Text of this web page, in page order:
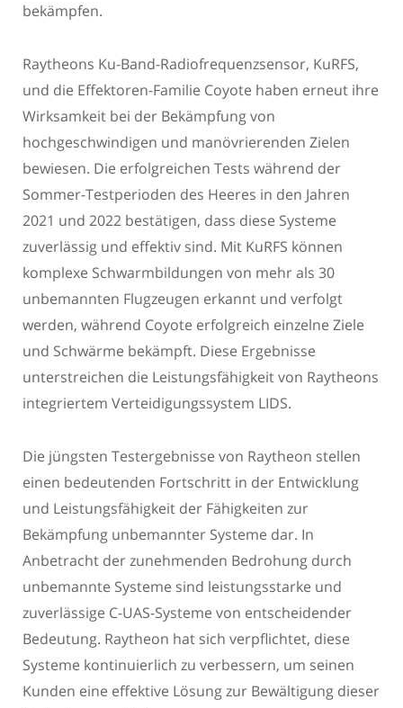
bekämpfen.
Raytheons Ku-Band-Radiofrequenzsensor, KuRFS,
und die Effektoren-Familie Coyote haben erneut ihre
Wirksamkeit bei der Bekämpfung von
hochgeschwindigen und manövrierenden Zielen
bewiesen. Die erfolgreichen Tests während der
Sommer-Testperioden des Heeres in den Jahren
2021 und 2022 bestätigen, dass diese Systeme
zuverlässig und effektiv sind. Mit KuRFS können
komplexe Schwarmbildungen von mehr als 30
unbemannten Flugzeugen erkannt und verfolgt
werden, während Coyote erfolgreich einzelne Ziele
und Schwärme bekämpft. Diese Ergebnisse
unterstreichen die Leistungsfähigkeit von Raytheons
integriertem Verteidigungssystem LIDS.
Die jüngsten Testergebnisse von Raytheon stellen
einen bedeutenden Fortschritt in der Entwicklung
und Leistungsfähigkeit der Fähigkeiten zur
Bekämpfung unbemannter Systeme dar. In
Anbetracht der zunehmenden Bedrohung durch
unbemannte Systeme sind leistungsstarke und
zuverlässige C-UAS-Systeme von entscheidender
Bedeutung. Raytheon hat sich verpflichtet, diese
Systeme kontinuierlich zu verbessern, um seinen
Kunden eine effektive Lösung zur Bewältigung dieser